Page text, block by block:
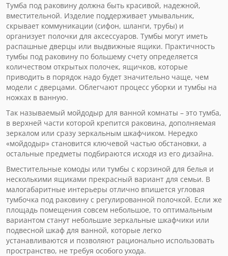
Тумба под раковину должна быть красивой, надежной,
вместительной. Изделие поддерживает умывальник,
скрывает коммуникации (сифон, шланги, трубы) и
организует полочки для аксессуаров. Тумбы могут иметь
распашные дверцы или выдвижные ящики. Практичность
тумбы под раковину по большему счету определяется
количеством открытых полочек, ящичков, которые
приводить в порядок надо будет значительно чаще, чем
модели с дверцами. Облегчают процесс уборки и тумбы на
ножках в ванную.
Так называемый мойдодыр для ванной комнаты – это тумба,
в верхней части которой крепится раковина, дополняемая
зеркалом или сразу зеркальным шкафчиком. Нередко
«мойдодыр» становится ключевой частью обстановки, а
остальные предметы подбираются исходя из его дизайна.
Вместительные комоды или тумбы с корзиной для белья и
несколькими ящиками прекрасный вариант для семьи. В
малогабаритные интерьеры отлично впишется угловая
тумбочка под раковину с регулированной полочкой. Если же
площадь помещения совсем небольшое, то оптимальным
вариантом станут небольшие зеркальные шкафчики или
подвесной шкаф для ванной, которые легко
устанавливаются и позволяют рационально использовать
пространство, не требуя особого ухода.